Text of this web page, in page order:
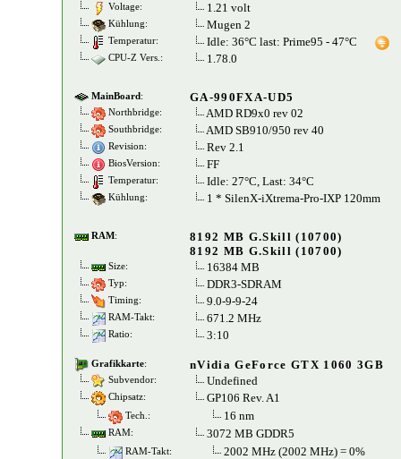
Voltage: 1.21 volt
Kühlung: Mugen 2
Temperatur: Idle: 36°C last: Prime95 - 47°C
CPU-Z Vers.: 1.78.0
MainBoard: GA-990FXA-UD5
Northbridge: AMD RD9x0 rev 02
Southbridge: AMD SB910/950 rev 40
Revision: Rev 2.1
BiosVersion: FF
Temperatur: Idle: 27°C, Last: 34°C
Kühlung: 1 * SilenX-iXtrema-Pro-IXP 120mm
RAM:
8192 MB G.Skill (10700)
8192 MB G.Skill (10700)
Size: 16384 MB
Typ: DDR3-SDRAM
Timing: 9.0-9-9-24
RAM-Takt: 671.2 MHz
Ratio: 3:10
Grafikkarte: nVidia GeForce GTX 1060 3GB
Subvendor: Undefined
Chipsatz: GP106 Rev. A1
Tech.: 16 nm
RAM: 3072 MB GDDR5
RAM-Takt: 2002 MHz (2002 MHz) = 0%